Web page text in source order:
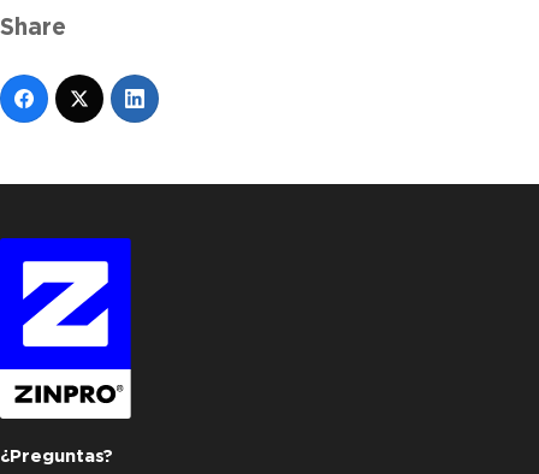
Share
¿Preguntas?